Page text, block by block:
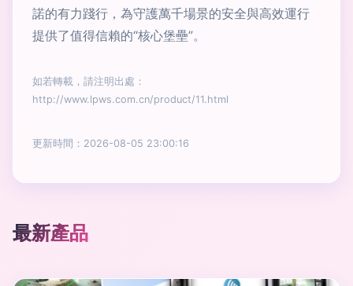
諾的有力踐行，為守護萬千場景的安全與高效運行
提供了值得信賴的“核心堡壘”。
如若轉載，請注明出處：
http://www.lpws.com.cn/product/11.html
更新時間：2026-08-05 23:00:16
最新產品